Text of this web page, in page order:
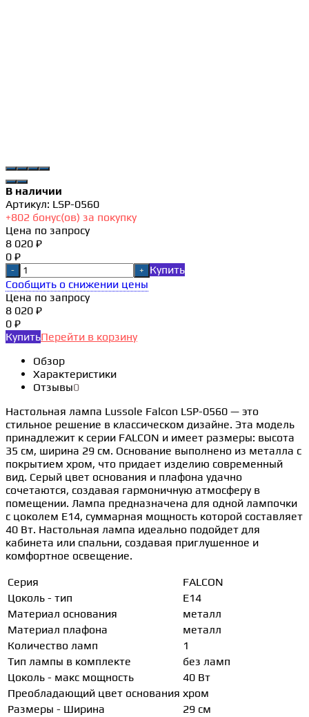
В наличии
Артикул: LSP-0560
+802 бонус(ов) за покупку
Цена по запросу
8 020 ₽
0 ₽
- +
Купить
Сообщить о снижении цены
Цена по запросу
8 020 ₽
0 ₽
КупитьПерейти в корзину
Обзор
Характеристики
Отзывы0
Настольная лампа Lussole Falcon LSP-0560 — это
стильное решение в классическом дизайне. Эта модель
принадлежит к серии FALCON и имеет размеры: высота
35 см, ширина 29 см. Основание выполнено из металла с
покрытием хром, что придает изделию современный
вид. Серый цвет основания и плафона удачно
сочетаются, создавая гармоничную атмосферу в
помещении. Лампа предназначена для одной лампочки
с цоколем E14, суммарная мощность которой составляет
40 Вт. Настольная лампа идеально подойдет для
кабинета или спальни, создавая приглушенное и
комфортное освещение.
Серия
FALCON
Цоколь - тип
E14
Материал основания
металл
Материал плафона
металл
Количество ламп
1
Тип лампы в комплекте
без ламп
Цоколь - макс мощность
40 Вт
Преобладающий цвет основания хром
Размеры - Ширина
29 см